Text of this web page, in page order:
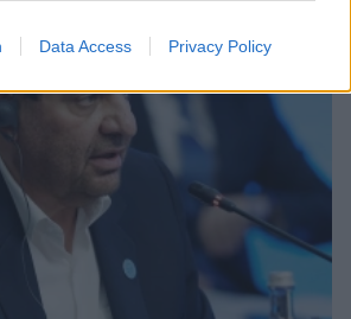
Data Access Privacy Policy